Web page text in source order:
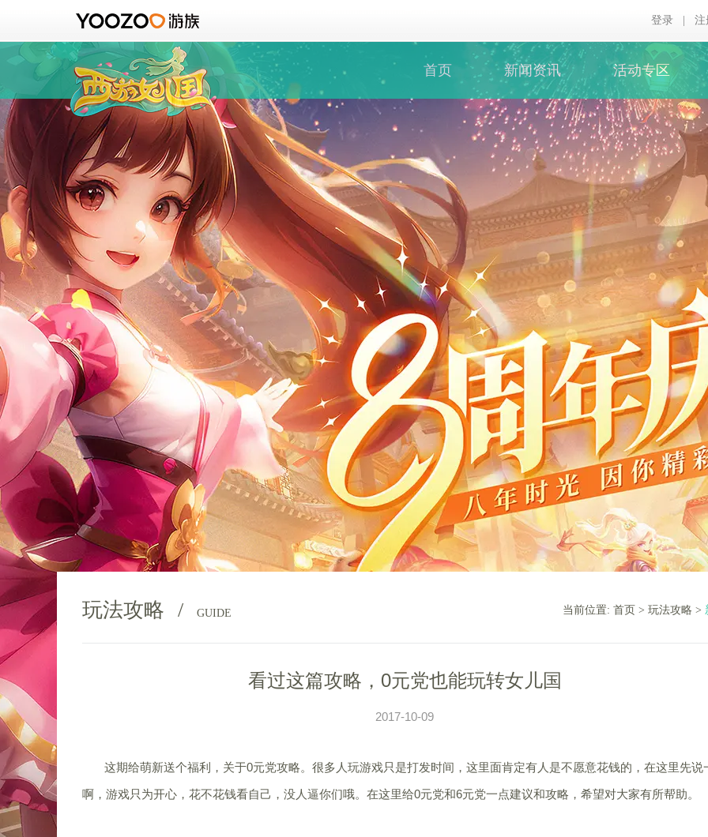
登录 注
首页 新闻资讯 活动专区
玩法攻略 / GUIDE 当前位置: 首页 > 玩法攻略 >
看过这篇攻略，0元党也能玩转女儿国
2017-10-09
这期给萌新送个福利，关于0元党攻略。很多人玩游戏只是打发时间，这里面肯定有人是不愿意花钱的，在这里先说
啊，游戏只为开心，花不花钱看自己，没人逼你们哦。在这里给0元党和6元党一点建议和攻略，希望对大家有所帮助。